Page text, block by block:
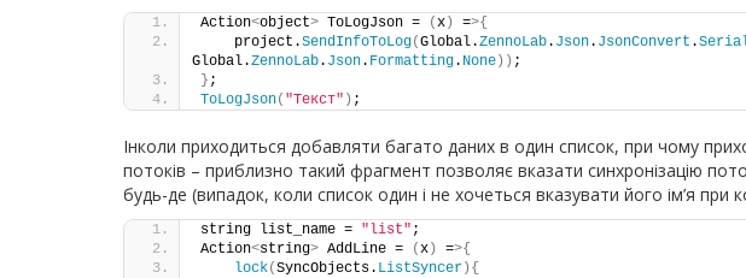
Action<object> ToLogJson = (x ) =>{
    project.
SendInfoToLog(Global.ZennoLab. Json. JsonConvert .
Global.ZennoLab. Json. Formatting. None )) ;
} ;
ToLogJson( "Текст" ) ;
Інколи приходиться добавляти багато даних в один список, при чому
потоків – приблизно такий фрагмент позволяє вказати синхронізацію
будь-де (випадок, коли список один і не хочеться вказувати його ім’я при
string list_name = "list" ;
Action<string> AddLine = (x ) =>{
lock(SyncObjects. ListSyncer ){